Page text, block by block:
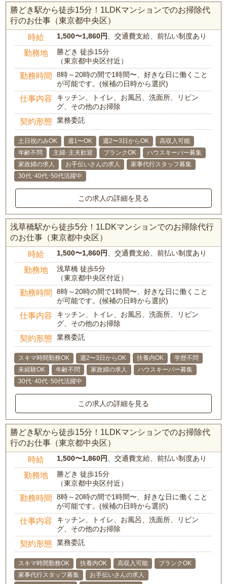
勝どき駅から徒歩15分！1LDKマンションでのお掃除代
行のお仕事（東京都中央区）
時給 1,500〜1,860円 、交通費支給、前払い制度あり
勤務地
勝どき 徒歩15分
（東京都中央区付近）
勤務時間
8時～20時の間で1時間〜、好きな日に働くこと
が可能です。(候補の日時から選択)
仕事内容
キッチン、トイレ、お風呂、洗面所、リビン
グ、その他のお掃除
契約形態 業務委託
土日祝のみOK 週1〜OK 週2〜3日からOK
高収入可能
年齢不問
主婦･主夫歓迎 ブランクOK
ハウスキーパー募集
家政婦の求人
お手伝いさんの求人
家事代行スタッフ募集
30代･40代･50代活躍中
この求人の詳細を見る
浅草橋駅から徒歩5分！1LDKマンションでのお掃除代行
のお仕事（東京都中央区）
時給 1,500〜1,860円 、交通費支給、前払い制度あり
勤務地
浅草橋 徒歩5分
（東京都中央区付近）
勤務時間
8時～20時の間で1時間〜、好きな日に働くこと
が可能です。(候補の日時から選択)
仕事内容
キッチン、トイレ、お風呂、洗面所、リビン
グ、その他のお掃除
契約形態 業務委託
スキマ時間勤務OK 週2〜3日からOK 扶養内OK
学歴不問
未経験OK
年齢不問 家政婦の求人
ハウスキーパー募集
30代･40代･50代活躍中
この求人の詳細を見る
勝どき駅から徒歩15分！1LDKマンションでのお掃除代
行のお仕事（東京都中央区）
時給 1,500〜1,860円 、交通費支給、前払い制度あり
勤務地
勝どき 徒歩15分
（東京都中央区付近）
勤務時間
8時～20時の間で1時間〜、好きな日に働くこと
が可能です。(候補の日時から選択)
仕事内容
キッチン、トイレ、お風呂、洗面所、リビン
グ、その他のお掃除
契約形態 業務委託
スキマ時間勤務OK 扶養内OK 高収入可能
ブランクOK
家事代行スタッフ募集
お手伝いさんの求人